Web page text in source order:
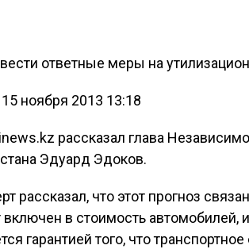
ответные меры на
15 ноября 2013 13:18
рассказал глава
Эдуард Эдоков.
рассказал, что этот прогноз
включен в стоимость автомобилей,
гарантией того, что